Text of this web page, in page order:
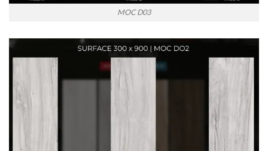
MOC D03